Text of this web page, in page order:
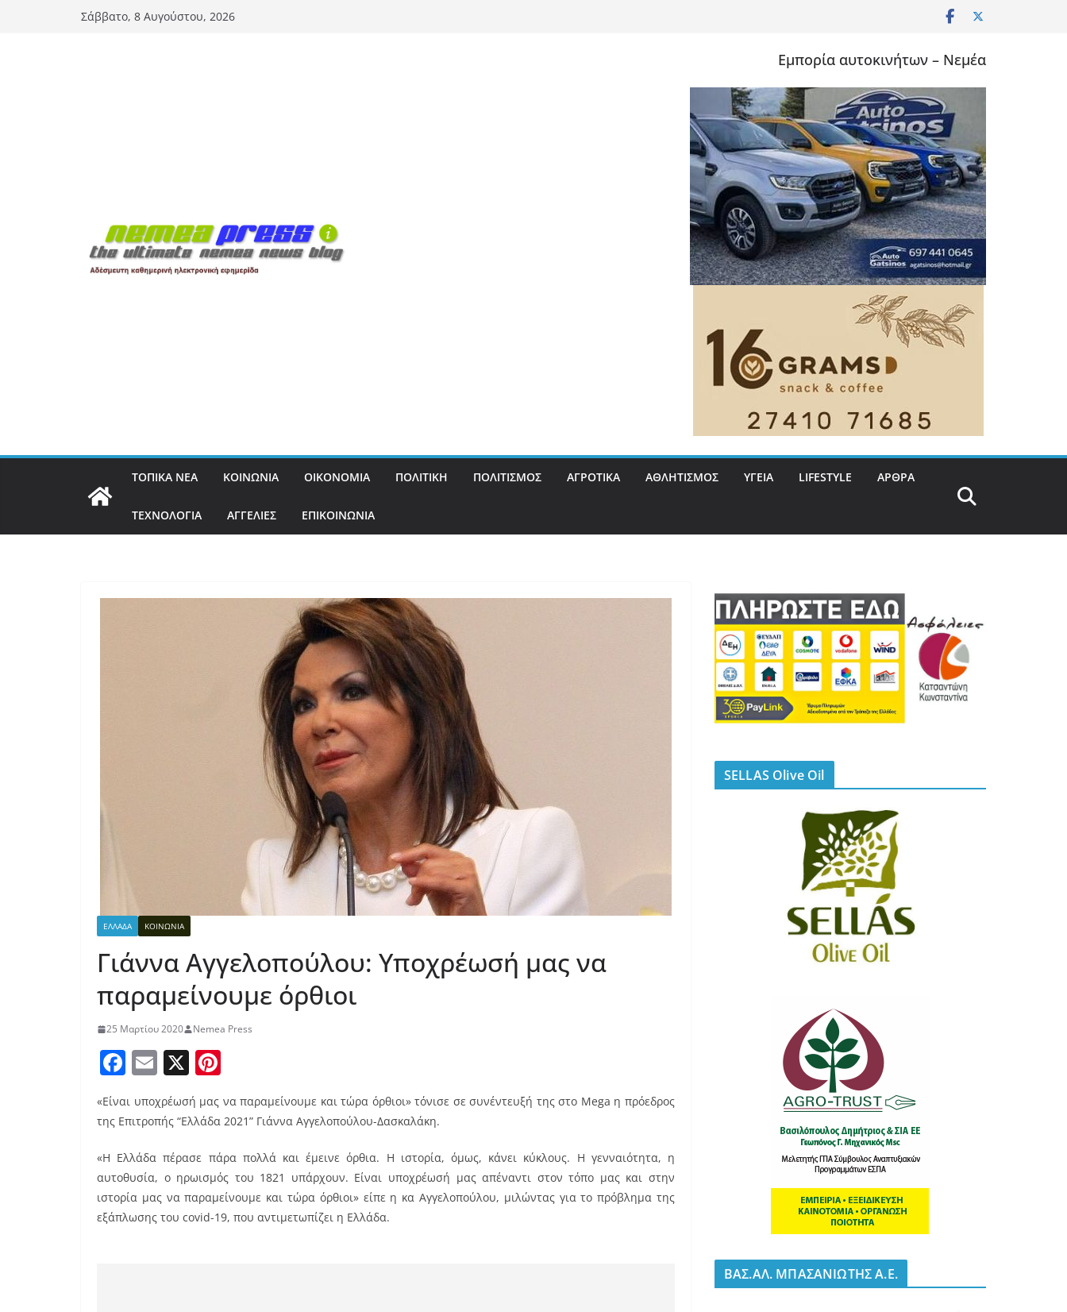
Σάββατο, 8 Αυγούστου, 2026
Εμπορία αυτοκινήτων – Νεμέα
ΤΟΠΙΚΑ ΝΕΑ ΚΟΙΝΩΝΙΑ ΟΙΚΟΝΟΜΙΑ ΠΟΛΙΤΙΚΗ ΠΟΛΙΤΙΣΜΟΣ ΑΓΡΟΤΙΚΑ ΑΘΛΗΤΙΣΜΟΣ ΥΓΕΙΑ LIFESTYLE ΑΡΘΡΑ
ΤΕΧΝΟΛΟΓΙΑ ΑΓΓΕΛΙΕΣ ΕΠΙΚΟΙΝΩΝΙΑ
ΕΛΛΑΔΑ ΚΟΙΝΩΝΙΑ
Γιάννα Αγγελοπούλου: Υποχρέωσή μας να
παραμείνουμε όρθιοι
25 Μαρτίου 2020 Nemea Press
F
c
b
o
o
E
m
ai
X
er
st
«Είναι υποχρέωσή μας να παραμείνουμε και τώρα όρθιοι» τόνισε σε συνέντευξή της στο Mega η πρόεδρος
της Επιτροπής “Ελλάδα 2021” Γιάννα Αγγελοπούλου-Δασκαλάκη.
«Η Ελλάδα πέρασε πάρα πολλά και έμεινε όρθια. Η ιστορία, όμως, κάνει κύκλους. Η γενναιότητα, η
αυτοθυσία, ο ηρωισμός του 1821 υπάρχουν. Είναι υποχρέωσή μας απέναντι στον τόπο μας και στην
ιστορία μας να παραμείνουμε και τώρα όρθιοι» είπε η κα Αγγελοπούλου, μιλώντας για το πρόβλημα της
εξάπλωσης του covid-19, που αντιμετωπίζει η Ελλάδα.
SELLAS Olive Oil
BΑΣ.ΑΛ. ΜΠΑΣΑΝΙΩΤΗΣ Α.Ε.